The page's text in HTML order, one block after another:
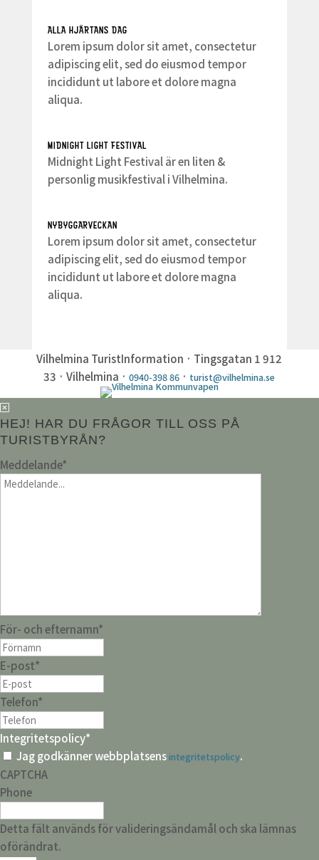
ALLA HJÄRTANS DAG
Lorem ipsum dolor sit amet, consectetur
adipiscing elit, sed do eiusmod tempor
incididunt ut labore et dolore magna
aliqua.
MIDNIGHT LIGHT FESTIVAL
Midnight Light Festival är en liten &
personlig musikfestival i Vilhelmina.
NYBYGGARVECKAN
Lorem ipsum dolor sit amet, consectetur
adipiscing elit, sed do eiusmod tempor
incididunt ut labore et dolore magna
aliqua.
Vilhelmina TuristInformation · Tingsgatan 1 912
33 · Vilhelmina ·0940-398 86 · turist@vilhelmina.se
HEJ! HAR DU FRÅGOR TILL OSS PÅ
TURISTBYRÅN?
Meddelande*
För- och efternamn*
E-post*
Telefon*
Integritetspolicy*
Jag godkänner webbplatsensintegritetspolicy.
CAPTCHA
Phone
Detta fält används för valideringsändamål och ska lämnas
oförändrat.